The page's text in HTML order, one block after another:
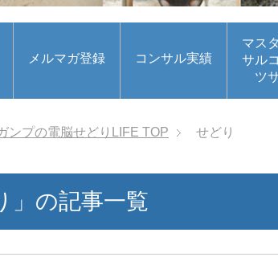
メルマガ登録 コンサル実績
マス
サル
ツ
ンプの電脳せどりLIFE TOP せどり
」の記事一覧